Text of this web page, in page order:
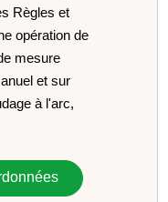
Règles et
opération de
mesure
et sur
à l'arc,